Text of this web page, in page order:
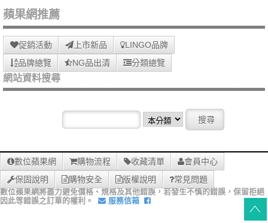
蘋果網推薦
促銷活動 上市新品
LINGO品牌
品牌總覽
NG品出清 分類總覽
網站資料搜尋
數位蘋果網 購物流程 收藏清單
會員中心
保固說明
購物安全 版權說明 常見問題
數位蘋果網將盡力避免價格、規格及其他錯誤，若發生不慎的錯誤，保留拒絕
因此等錯誤之訂單的權利。
服務信箱